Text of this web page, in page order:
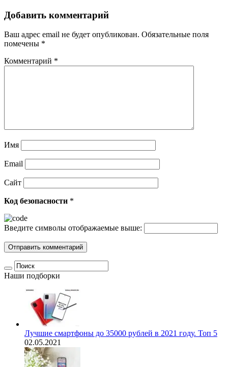
Добавить комментарий
Ваш адрес email не будет опубликован. Обязательные поля
помечены *
Комментарий *
Имя
Email
Сайт
Код безопасности *
Введите символы отображаемые выше:
Наши подборки
Лучшие смартфоны до 35000 рублей в 2021 году. Топ 5
02.05.2021